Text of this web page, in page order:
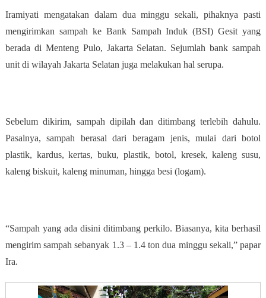
Iramiyati mengatakan dalam dua minggu sekali, pihaknya pasti
mengirimkan sampah ke Bank Sampah Induk (BSI) Gesit yang
berada di Menteng Pulo, Jakarta Selatan. Sejumlah bank sampah
unit di wilayah Jakarta Selatan juga melakukan hal serupa.
Sebelum dikirim, sampah dipilah dan ditimbang terlebih dahulu.
Pasalnya, sampah berasal dari beragam jenis, mulai dari botol
plastik, kardus, kertas, buku, plastik, botol, kresek, kaleng susu,
kaleng biskuit, kaleng minuman, hingga besi (logam).
“Sampah yang ada disini ditimbang perkilo. Biasanya, kita berhasil
mengirim sampah sebanyak 1.3 – 1.4 ton dua minggu sekali,” papar
Ira.